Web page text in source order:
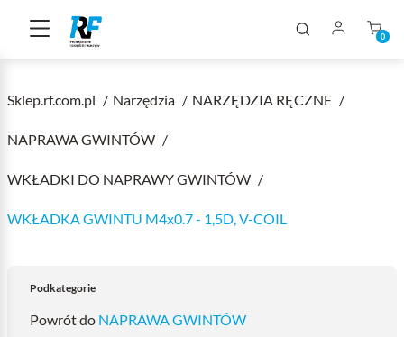
0
Sklep.rf.com.pl Narzędzia NARZĘDZIA RĘCZNE
NAPRAWA GWINTÓW
WKŁADKI DO NAPRAWY GWINTÓW
WKŁADKA GWINTU M4x0.7 - 1,5D, V-COIL
Podkategorie
Powrót do NAPRAWA GWINTÓW